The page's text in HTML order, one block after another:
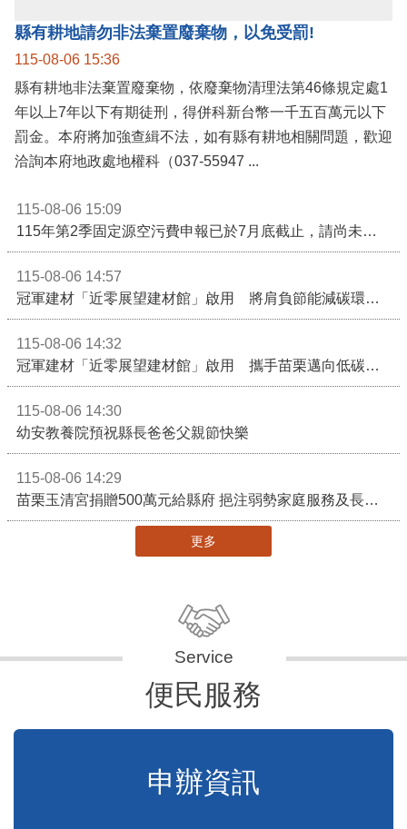
縣有耕地請勿非法棄置廢棄物，以免受罰!
115-08-06 15:36
縣有耕地非法棄置廢棄物，依廢棄物清理法第46條規定處1
年以上7年以下有期徒刑，得併科新台幣一千五百萬元以下
罰金。本府將加強查緝不法，如有縣有耕地相關問題，歡迎
洽詢本府地政處地權科（037-55947 ...
115-08-06 15:09
115年第2季固定源空污費申報已於7月底截止，請尚未申報公私場所儘速完成申繳，以免面臨滯納金及罰鍰!
115-08-06 14:57
冠軍建材「近零展望建材館」啟用 將肩負節能減碳環境教育重任
115-08-06 14:32
冠軍建材「近零展望建材館」啟用 攜手苗栗邁向低碳建築新未來
115-08-06 14:30
幼安教養院預祝縣長爸爸父親節快樂
115-08-06 14:29
苗栗玉清宮捐贈500萬元給縣府 挹注弱勢家庭服務及長照醫療資源
更多
便民服務
申辦資訊